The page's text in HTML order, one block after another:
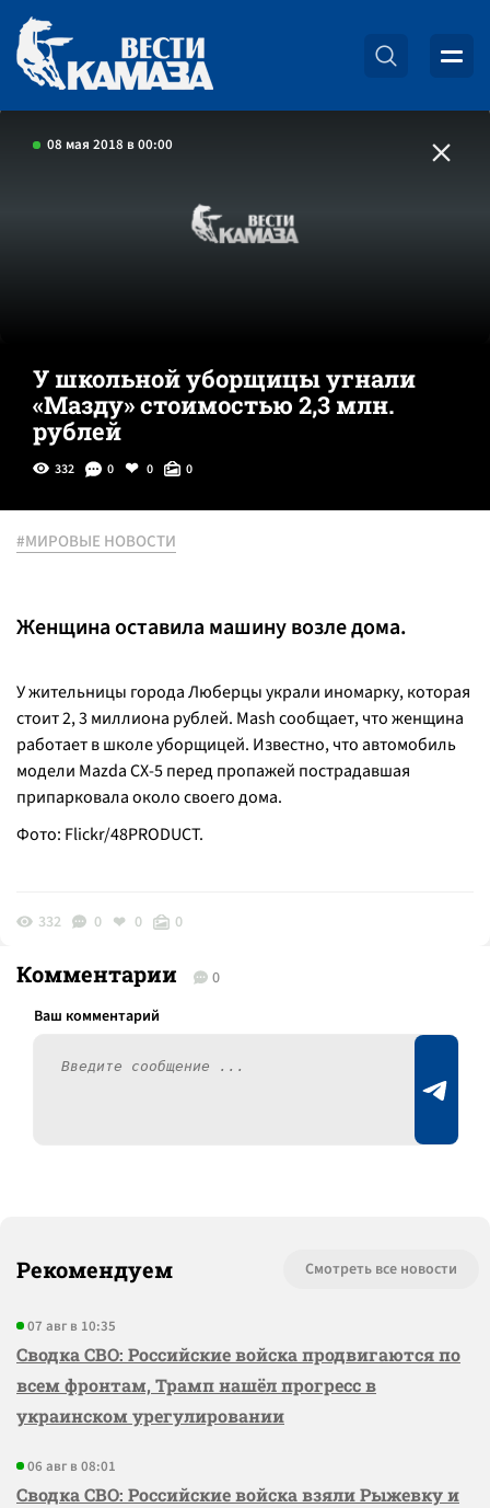
08 мая 2018 в 00:00
У школьной уборщицы угнали
«Мазду» стоимостью 2,3 млн.
рублей
332 0 0 0
#МИРОВЫЕ НОВОСТИ
Женщина оставила машину возле дома.
У жительницы города Люберцы украли иномарку, которая
стоит 2, 3 миллиона рублей. Mash сообщает, что женщина
работает в школе уборщицей. Известно, что автомобиль
модели Mazda CX-5 перед пропажей пострадавшая
припарковала около своего дома.
Фото: Flickr/48PRODUCT.
332 0 0 0
Комментарии 0
Рекомендуем Смотреть все новости
07 авг в 10:35
Сводка СВО: Российские войска продвигаются по
всем фронтам, Трамп нашёл прогресс в
украинском урегулировании
06 авг в 08:01
Сводка СВО: Российские войска взяли Рыжевку и